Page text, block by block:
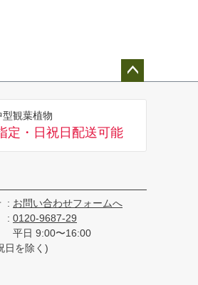
へ
型観葉植物
定・日祝日配送可能
お問い合わせフォームへ
0120-9687-29
平日 9:00〜16:00
日を除く)